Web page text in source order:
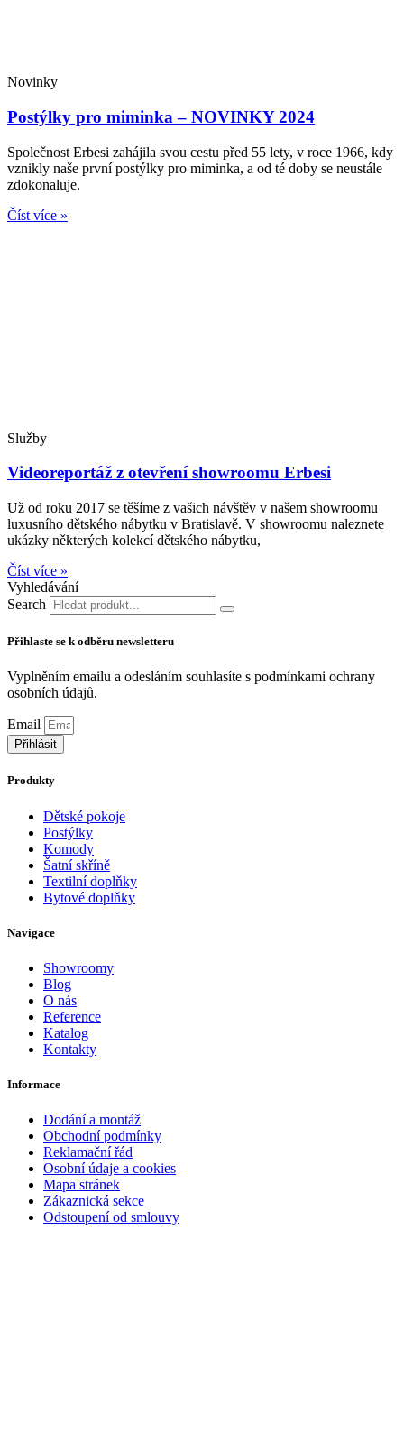
Novinky
Postýlky pro miminka – NOVINKY 2024
Společnost Erbesi zahájila svou cestu před 55 lety, v roce 1966, kdy
vznikly naše první postýlky pro miminka, a od té doby se neustále
zdokonaluje.
Číst více »
Služby
Videoreportáž z otevření showroomu Erbesi
Už od roku 2017 se těšíme z vašich návštěv v našem showroomu
luxusního dětského nábytku v Bratislavě. V showroomu naleznete
ukázky některých kolekcí dětského nábytku,
Číst více »
Vyhledávání
Search
Přihlaste se k odběru newsletteru
Vyplněním emailu a odesláním souhlasíte s podmínkami ochrany
osobních údajů.
Email
Přihlásit
Produkty
Dětské pokoje
Postýlky
Komody
Šatní skříně
Textilní doplňky
Bytové doplňky
Navigace
Showroomy
Blog
O nás
Reference
Katalog
Kontakty
Informace
Dodání a montáž
Obchodní podmínky
Reklamační řád
Osobní údaje a cookies
Mapa stránek
Zákaznická sekce
Odstoupení od smlouvy